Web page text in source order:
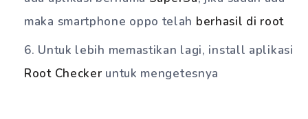
maka smartphone oppo telah berhasil di root
Untuk lebih memastikan lagi, install aplikasi
Root Checker untuk mengetesnya